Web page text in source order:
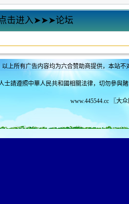
击进入➤➤➤论坛
以上所有广告内容均为六合赞助商提供，本站
士請遵照中華人民共和國相關法律，切勿參與
www.445544.cc 〖大